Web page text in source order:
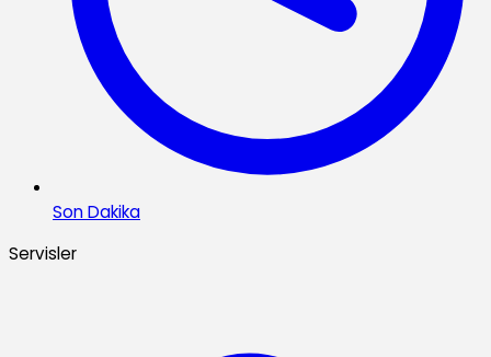
Son Dakika
Servisler